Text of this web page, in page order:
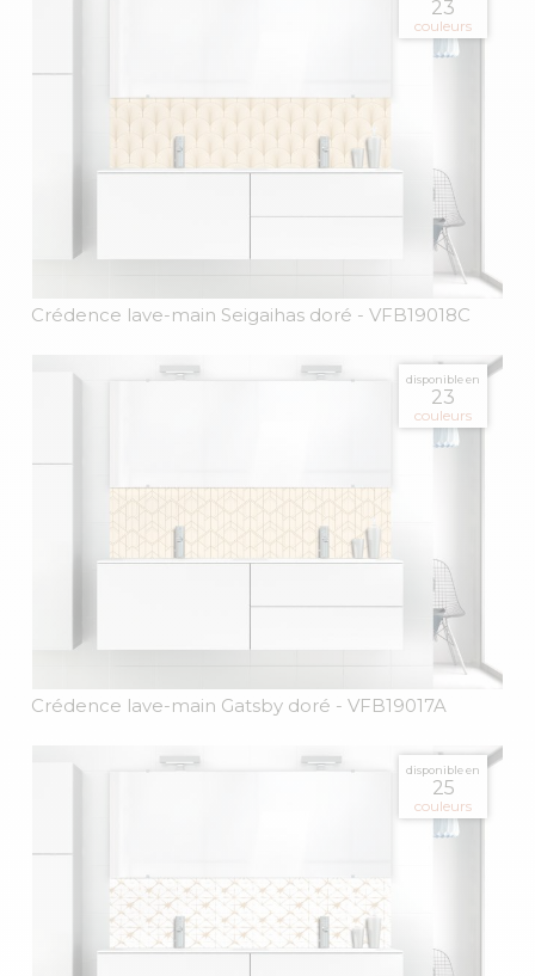
23
couleurs
Crédence lave-main Seigaihas doré - VFB19018C
disponible en
23
couleurs
Crédence lave-main Gatsby doré - VFB19017A
disponible en
25
couleurs